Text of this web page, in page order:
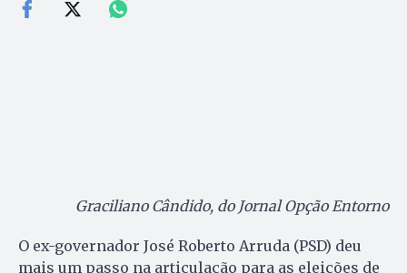
Graciliano Cândido, do Jornal Opção Entorno
O ex-governador José Roberto Arruda (PSD) deu
mais um passo na articulação para as eleições de